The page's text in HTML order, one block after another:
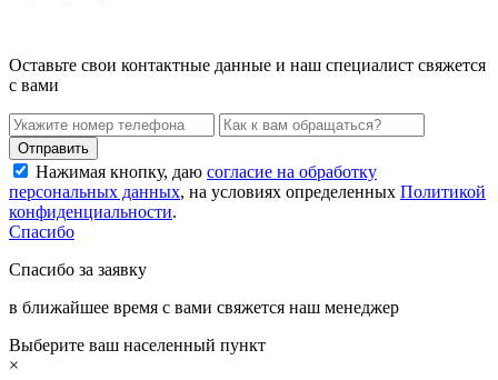
Оставьте свои контактные данные и наш специалист свяжется
с вами
Нажимая кнопку, даю согласие на обработку
персональных данных, на условиях определенных Политикой
конфиденциальности.
Спасибо
Спасибо за заявку
в ближайшее время с вами свяжется наш менеджер
Выберите ваш населенный пункт
×